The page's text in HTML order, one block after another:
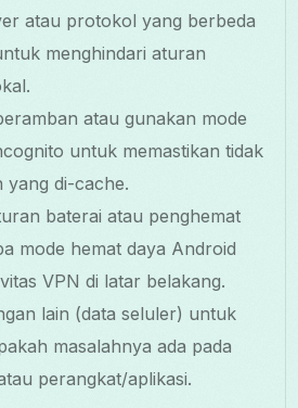
atau protokol yang berbeda
menghindari aturan
atau gunakan mode
untuk memastikan tidak
yang di-cache.
baterai atau penghemat
mode hemat daya Android
VPN di latar belakang.
lain (data seluler) untuk
masalahnya ada pada
perangkat/aplikasi.